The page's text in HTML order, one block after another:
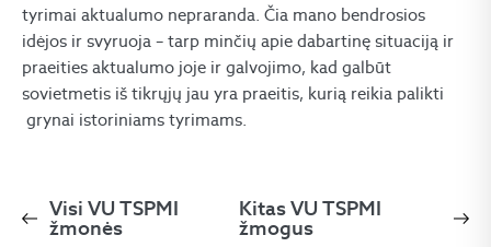
tyrimai aktualumo nepraranda. Čia mano bendrosios
idėjos ir svyruoja – tarp minčių apie dabartinę situaciją ir
praeities aktualumo joje ir galvojimo, kad galbūt
sovietmetis iš tikrųjų jau yra praeitis, kurią reikia palikti
grynai istoriniams tyrimams.
Visi VU TSPMI
žmonės
Kitas VU TSPMI
žmogus